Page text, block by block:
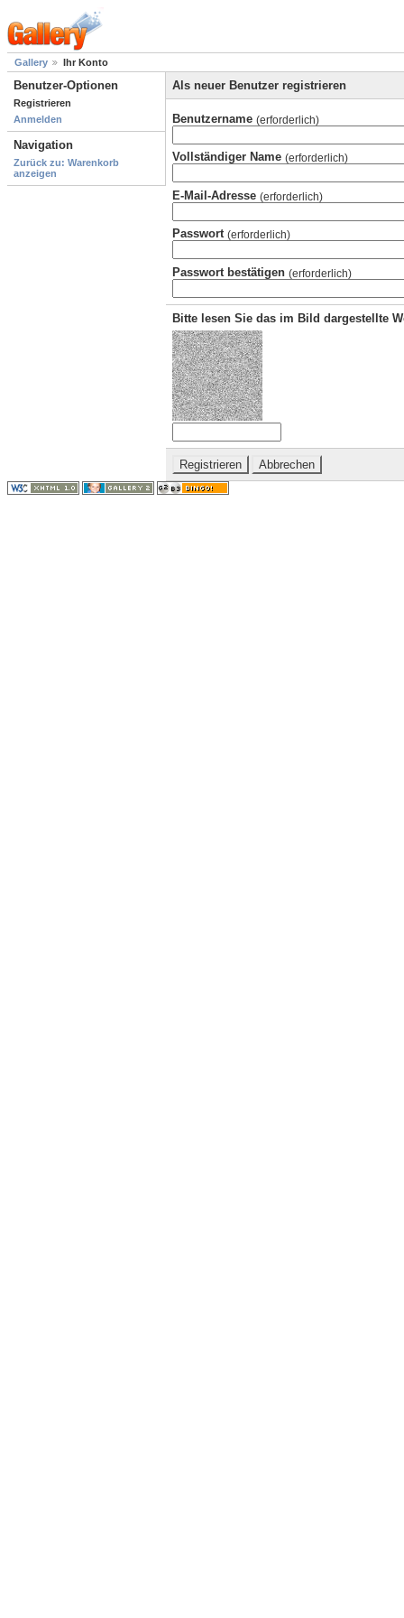
Gallery Ihr Konto
Benutzer-Optionen
Registrieren
Anmelden
Navigation
Zurück zu: Warenkorb
anzeigen
Als neuer Benutzer registrieren
Benutzername (erforderlich)
Vollständiger Name (erforderlich)
E-Mail-Adresse (erforderlich)
Passwort (erforderlich)
Passwort bestätigen (erforderlich)
Bitte lesen Sie das im Bild dargestellte